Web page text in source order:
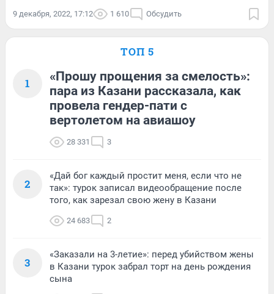
9 декабря, 2022, 17:12 1 610 Обсудить
ТОП 5
1
«Прошу прощения за смелость»:
пара из Казани рассказала, как
провела гендер-пати с
вертолетом на авиашоу
28 331 3
2
«Дай бог каждый простит меня, если что не
так»: турок записал видеообращение после
того, как зарезал свою жену в Казани
24 683 2
3
«Заказали на 3-летие»: перед убийством жены
в Казани турок забрал торт на день рождения
сына